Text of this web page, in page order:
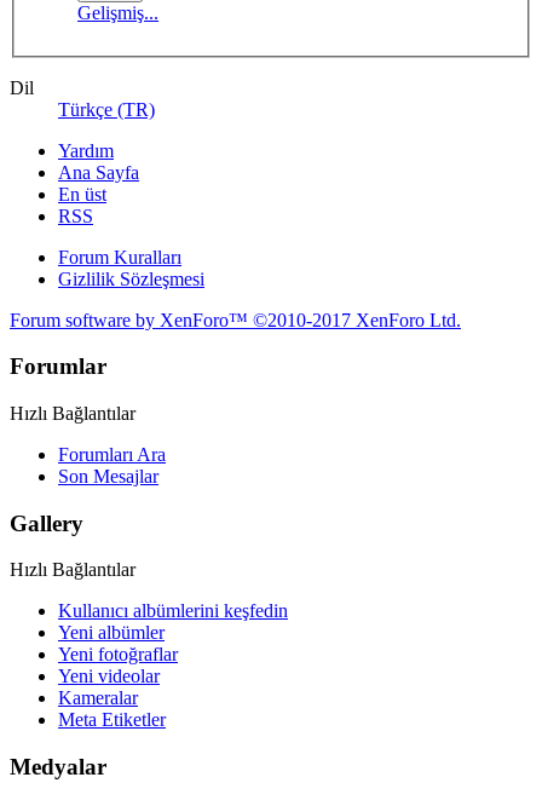
Gelişmiş...
Dil
Türkçe (TR)
Yardım
Ana Sayfa
En üst
RSS
Forum Kuralları
Gizlilik Sözleşmesi
Forum software by XenForo™ ©2010-2017 XenForo Ltd.
Forumlar
Hızlı Bağlantılar
Forumları Ara
Son Mesajlar
Gallery
Hızlı Bağlantılar
Kullanıcı albümlerini keşfedin
Yeni albümler
Yeni fotoğraflar
Yeni videolar
Kameralar
Meta Etiketler
Medyalar